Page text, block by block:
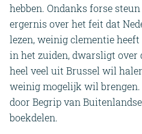
hebben. Ondanks forse
ergernis over het feit dat
lezen, weinig clementie heeft
in het zuiden, dwarsligt over
heel veel uit Brussel wil
weinig mogelijk wil
door Begrip van
boekdelen.